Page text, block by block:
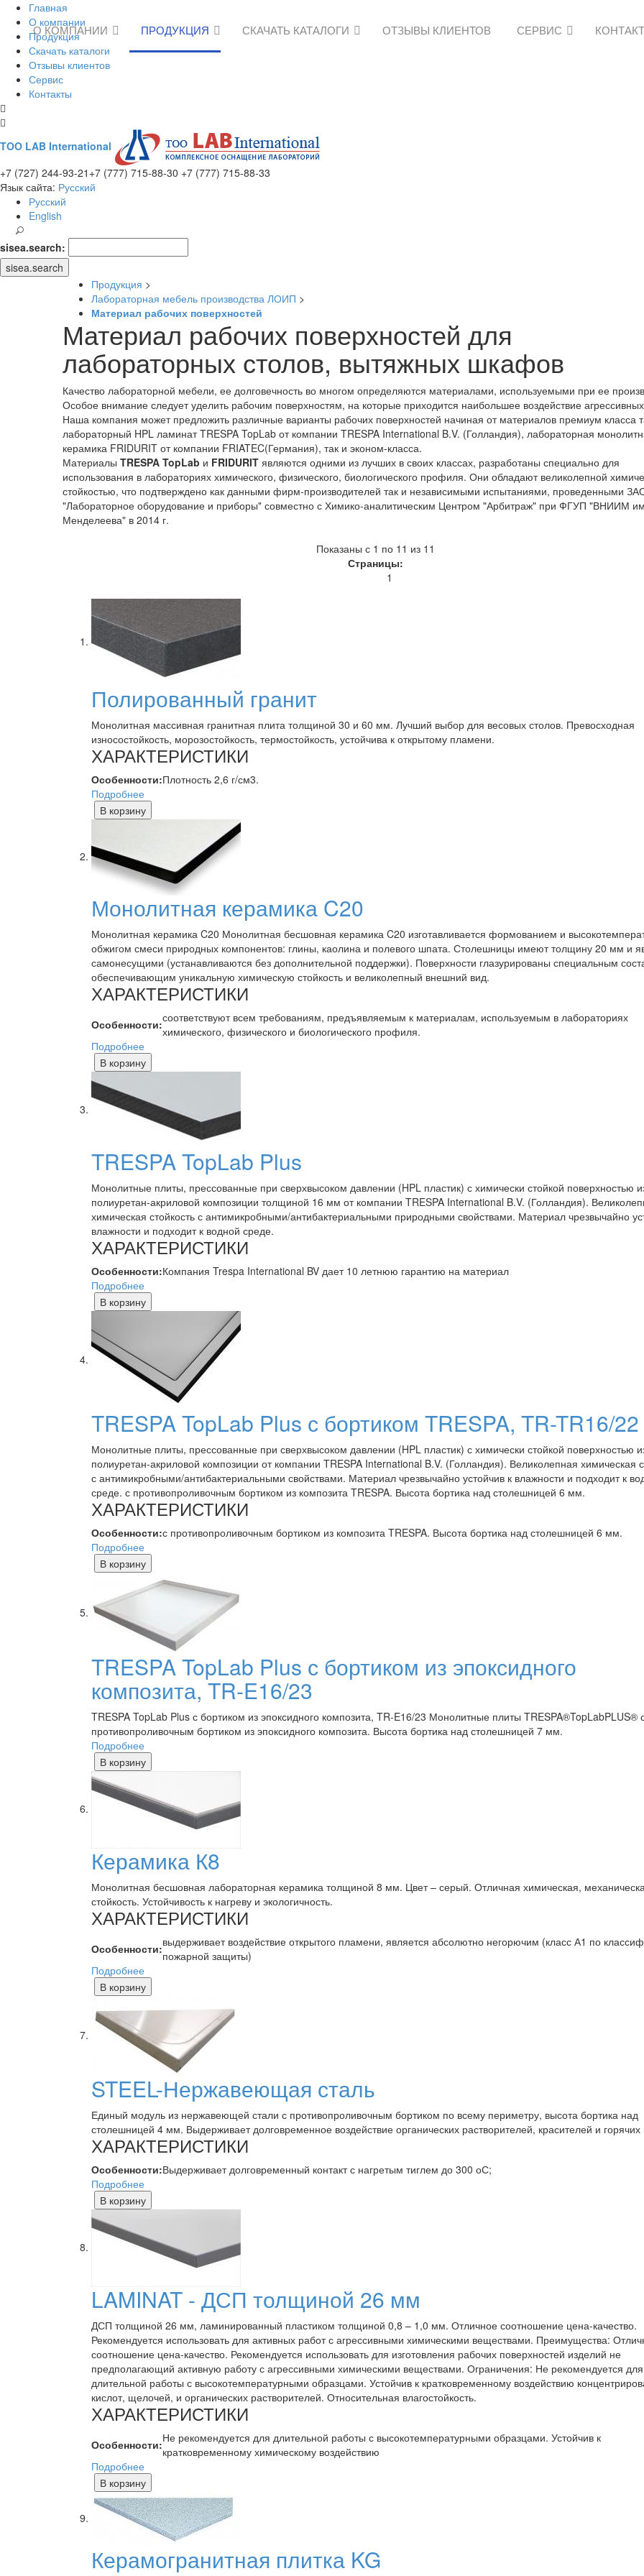
Главная
О компании
Продукция
Скачать каталоги
Отзывы клиентов
Сервис
Контакты
TOO LAB International
+7 (727) 244-93-21 +7 (777) 715-88-30 +7 (777) 715-88-33
Язык сайта: Русский
Русский
English
О КОМПАНИИ ПРОДУКЦИЯ СКАЧАТЬ КАТАЛОГИ ОТЗЫВЫ КЛИЕНТОВ СЕРВИС
sisea.search:
sisea.search
Продукция >
Лабораторная мебель производства ЛОИП >
Материал рабочих поверхностей
Материал рабочих поверхностей для
лабораторных столов, вытяжных шкафов
Качество лабораторной мебели, ее долговечность во многом определяются материалами, используемыми при ее
Особое внимание следует уделить рабочим поверхностям, на которые приходится наибольшее воздействие
Наша компания может предложить различные варианты рабочих поверхностей начиная от материалов премиум класса
лабораторный HPL ламинатTRESPA TopLab от компании TRESPA International B.V. (Голландия), лабораторная
керамика FRIDURIT от компании FRIATEC(Германия), так и эконом-класса.
Материалы TRESPA TopLab и FRIDURIT являются одними из лучших в своих классах, разработаны специально для
использования в лабораториях химического, физического, биологического профиля. Они обладают великолепной
стойкостью, что подтверждено как данными фирм-производителей так и независимыми испытаниями, проведенными
"Лабораторное оборудование и приборы" совместно с Химико-аналитическим Центром "Арбитраж" при ФГУП "ВНИИМ
Менделеева" в 2014 г.
Показаны с 1 по 11 из 11
Страницы:
1
Полированный гранит
Монолитная массивная гранитная плита толщиной 30 и 60 мм. Лучший выбор для весовых столов. Превосходная
износостойкость, морозостойкость, термостойкость, устойчива к открытому пламени.
ХАРАКТЕРИСТИКИ
Особенности:Плотность 2,6 г/см3.
Подробнее
В корзину
Монолитная керамика C20
Монолитная керамика C20 Монолитная бесшовная керамика C20 изготавливается формованием и
обжигом смеси природных компонентов: глины, каолина и полевого шпата. Столешницы имеют толщину 20 мм и
самонесущими (устанавливаются без дополнительной поддержки). Поверхности глазурированы специальным
обеспечивающим уникальную химическую стойкость и великолепный внешний вид.
ХАРАКТЕРИСТИКИ
Особенности:соответствуют всем требованиям, предъявляемым к материалам, используемым в лабораториях
химического, физического и биологического профиля.
Подробнее
В корзину
TRESPA TopLab Plus
Монолитные плиты, прессованные при сверхвысоком давлении (HPL пластик) с химически стойкой поверхностью
полиуретан-акриловой композиции толщиной 16 мм от компании TRESPA International B.V. (Голландия).
химическая стойкость с антимикробными/антибактериальными природными свойствами. Материал чрезвычайно
влажности и подходит к водной среде.
ХАРАКТЕРИСТИКИ
Особенности:Компания Trespa International BV дает 10 летнюю гарантию на материал
Подробнее
В корзину
TRESPA TopLab Plus с бортиком TRESPA, TR-TR16/22
Монолитные плиты, прессованные при сверхвысоком давлении (HPL пластик) с химически стойкой поверхностью
полиуретан-акриловой композиции от компании TRESPA International B.V. (Голландия). Великолепная химическая
с антимикробными/антибактериальными свойствами. Материал чрезвычайно устойчив к влажности и подходит к
среде. с противопроливочным бортиком из композита TRESPA. Высота бортика над столешницей 6 мм.
ХАРАКТЕРИСТИКИ
Особенности:с противопроливочным бортиком из композита TRESPA. Высота бортика над столешницей 6 мм.
Подробнее
В корзину
TRESPA TopLab Plus с бортиком из эпоксидного
композита, TR-E16/23
TRESPA TopLab Plus с бортиком из эпоксидного композита, TR-E16/23 Монолитные плиты TRESPA®TopLabPLUS®
противопроливочным бортиком из эпоксидного композита. Высота бортика над столешницей 7 мм.
Подробнее
В корзину
Керамика К8
Монолитная бесшовная лабораторная керамика толщиной 8 мм. Цвет – серый. Отличная химическая,
стойкость. Устойчивость к нагреву и экологичность.
ХАРАКТЕРИСТИКИ
Особенности:выдерживает воздействие открытого пламени, является абсолютно негорючим (класс А1 по
пожарной защиты)
Подробнее
В корзину
STEEL-Нержавеющая сталь
Единый модуль из нержавеющей стали с противопроливочным бортиком по всему периметру, высота бортика над
столешницей 4 мм. Выдерживает долговременное воздействие органических растворителей, красителей и
ХАРАКТЕРИСТИКИ
Особенности:Выдерживает долговременный контакт с нагретым тиглем до 300 оС;
Подробнее
В корзину
LAMINAT - ДСП толщиной 26 мм
ДСП толщиной 26 мм, ламинированный пластиком толщиной 0,8 – 1,0 мм. Отличное соотношение цена-качество.
Рекомендуется использовать для активных работ с агрессивными химическими веществами. Преимущества:
соотношение цена-качество. Рекомендуется использовать для изготовления рабочих поверхностей изделий не
предполагающий активную работу с агрессивными химическими веществами. Ограничения: Не рекомендуется для
длительной работы с высокотемпературными образцами. Устойчив к кратковременному воздействию
кислот, щелочей, и органических растворителей. Относительная влагостойкость.
ХАРАКТЕРИСТИКИ
Особенности:Не рекомендуется для длительной работы с высокотемпературными образцами. Устойчив к
кратковременному химическому воздействию
Подробнее
В корзину
Керамогранитная плитка KG